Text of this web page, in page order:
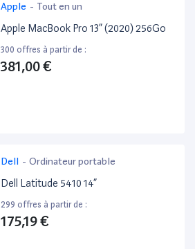
Apple - Tout en un
Apple MacBook Pro 13” (2020) 256Go
300 offres à partir de :
381,00 €
Dell - Ordinateur portable
Dell Latitude 5410 14”
299 offres à partir de :
175,19 €